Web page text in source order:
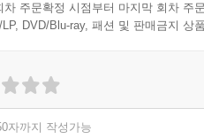
차 주문확정 시점부터 마지막 회차 주
DVD/Blu-ray, 패션 및 판매금지 상
자까지 작성가능